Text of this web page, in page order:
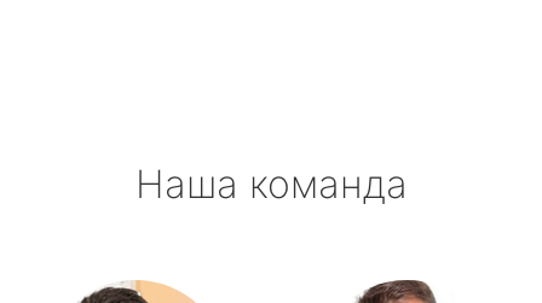
Наша команда